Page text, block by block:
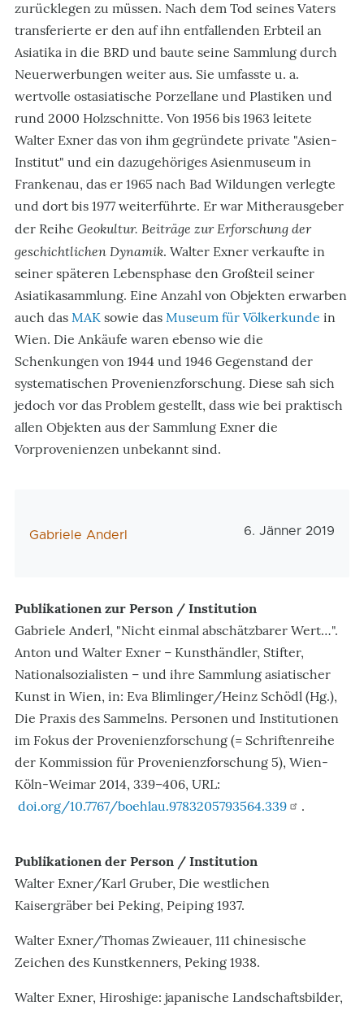
zurücklegen zu müssen. Nach dem Tod seines Vaters
transferierte er den auf ihn entfallenden Erbteil an
Asiatika in die BRD und baute seine Sammlung durch
Neuerwerbungen weiter aus. Sie umfasste u. a.
wertvolle ostasiatische Porzellane und Plastiken und
rund 2000 Holzschnitte. Von 1956 bis 1963 leitete
Walter Exner das von ihm gegründete private "Asien-
Institut" und ein dazugehöriges Asienmuseum in
Frankenau, das er 1965 nach Bad Wildungen verlegte
und dort bis 1977 weiterführte. Er war Mitherausgeber
der Reihe Geokultur. Beiträge zur Erforschung der
geschichtlichen Dynamik. Walter Exner verkaufte in
seiner späteren Lebensphase den Großteil seiner
Asiatikasammlung. Eine Anzahl von Objekten erwarben
auch das MAK sowie das Museum für Völkerkunde in
Wien. Die Ankäufe waren ebenso wie die
Schenkungen von 1944 und 1946 Gegenstand der
systematischen Provenienzforschung. Diese sah sich
jedoch vor das Problem gestellt, dass wie bei praktisch
allen Objekten aus der Sammlung Exner die
Vorprovenienzen unbekannt sind.
AutorIn
Gabriele Anderl 6. Jänner 2019
Publikationen zur Person / Institution
Gabriele Anderl, "Nicht einmal abschätzbarer Wert…".
Anton und Walter Exner – Kunsthändler, Stifter,
Nationalsozialisten – und ihre Sammlung asiatischer
Kunst in Wien, in: Eva Blimlinger/Heinz Schödl (Hg.),
Die Praxis des Sammelns. Personen und Institutionen
im Fokus der Provenienzforschung (= Schriftenreihe
der Kommission für Provenienzforschung 5), Wien-
Köln-Weimar 2014, 339–406, URL:
doi.org/10.7767/boehlau.9783205793564.339
.
Publikationen der Person / Institution
Walter Exner/Karl Gruber, Die westlichen
Kaisergräber bei Peking, Peiping 1937.
Walter Exner/Thomas Zwieauer, 111 chinesische
Zeichen des Kunstkenners, Peking 1938.
Walter Exner, Hiroshige: japanische Landschaftsbilder,